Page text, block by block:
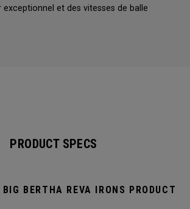
et des vitesses de balle
PRODUCT SPECS
BERTHA REVA IRONS PRODUCT